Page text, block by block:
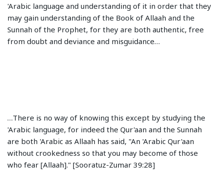
'Arabic language and understanding of it in order that they
may gain understanding of the Book of Allaah and the
Sunnah of the Prophet, for they are both authentic, free
from doubt and deviance and misguidance…
…There is no way of knowing this except by studying the
'Arabic language, for indeed the Qur'aan and the Sunnah
are both 'Arabic as Allaah has said, "An 'Arabic Qur'aan
without crookedness so that you may become of those
who fear [Allaah]." [Sooratuz-Zumar 39:28]